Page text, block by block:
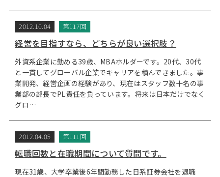
2012.10.04 第117回
経営を目指すなら、どちらが良い選択肢？
外資系企業に勤める39歳、MBAホルダーです。20代、30代
と一貫してグローバル企業でキャリアを積んできました。事
業開発、経営企画の経験があり、現在はスタッフ数十名の事
業部の部長でPL責任を負っています。将来は日本だけでなく
グロ…
2012.04.05 第111回
転職回数と在職期間について質問です。
現在31歳、大学卒業後6年間勤務した日系証券会社を退職